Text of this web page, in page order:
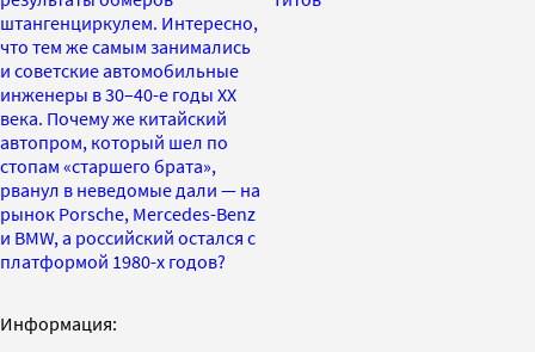
штангенциркулем. Интересно,
что тем же самым занимались
и советские автомобильные
инженеры в 30–40-е годы XX
века. Почему же китайский
автопром, который шел по
стопам «старшего брата»,
рванул в неведомые дали — на
рынок Porsche, Mercedes-Benz
и BMW, а российский остался с
платформой 1980-х годов?
Информация: